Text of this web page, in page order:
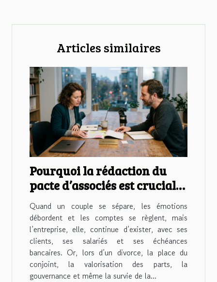
Articles similaires
Pourquoi la rédaction du
pacte d’associés est cruciale
en cas de divorce
Quand un couple se sépare, les émotions
débordent et les comptes se règlent, mais
l’entreprise, elle, continue d’exister, avec ses
clients, ses salariés et ses échéances
bancaires. Or, lors d’un divorce, la place du
conjoint, la valorisation des parts, la
gouvernance et même la survie de la...